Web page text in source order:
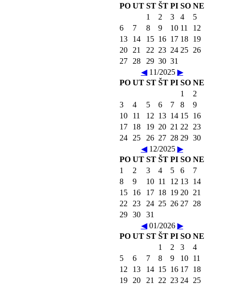
PO UT ST ŠT PI SO NE
1
2 3 4
5
6
7 8 9 10 11
12
13
14 15 16 17 18 19
20
21 22 23 24 25 26
27
28 29 30 31
◀11/2025 ▶
PO UT ST ŠT PI SO NE
1
2
3
4 5 6 7 8
9
10
11 12 13 14 15 16
17
18 19 20 21 22
23
24
25 26 27 28 29 30
◀12/2025 ▶
PO UT ST ŠT PI SO NE
1
2 3 4 5 6
7
8
9 10 11 12 13 14
15
16 17 18 19 20 21
22
23 24 25 26 27 28
29 30
31
◀01/2026 ▶
PO UT ST ŠT PI SO NE
1
2 3
4
5
6 7 8 9 10 11
12
13 14 15 16 17 18
19
20 21 22 23 24 25